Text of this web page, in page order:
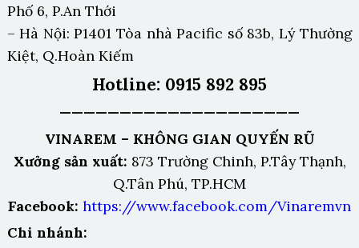
Phố 6, P.An Thới
– Hà Nội: P1401 Tòa nhà Pacific số 83b, Lý Thường
Kiệt, Q.Hoàn Kiếm
Hotline: 0915 892 895
————————————————————
VINAREM – KHÔNG GIAN QUYẾN RŨ
Xưởng sản xuất: 873 Trường Chinh, P.Tây Thạnh,
Q.Tân Phú, TP.HCM
Facebook: https://www.facebook.com/Vinaremvn
Chi nhánh: